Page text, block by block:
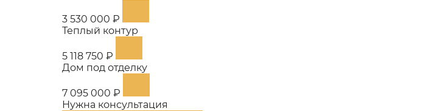
3 530 000 ₽
Теплый контур
5 118 750 ₽
Дом под отделку
7 095 000 ₽
Нужна консультация